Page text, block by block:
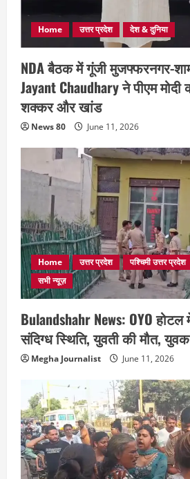
Home उत्तर प्रदेश देश & दुनिया
NDA बैठक में गूंजी मुजफ्फरनगर-
Jayant Chaudhary ने पीएम
शक्कर और खांड
News 80 June 11, 2026
Home उत्तर प्रदेश पश्चिमी उत्तर प्रदेश
सभी न्यूज़
Bulandshahr News: OYO
संदिग्ध स्थिति, युवती की मौत,
Megha Journalist June 11, 2026